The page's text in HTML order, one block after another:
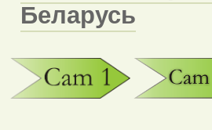
Беларусь